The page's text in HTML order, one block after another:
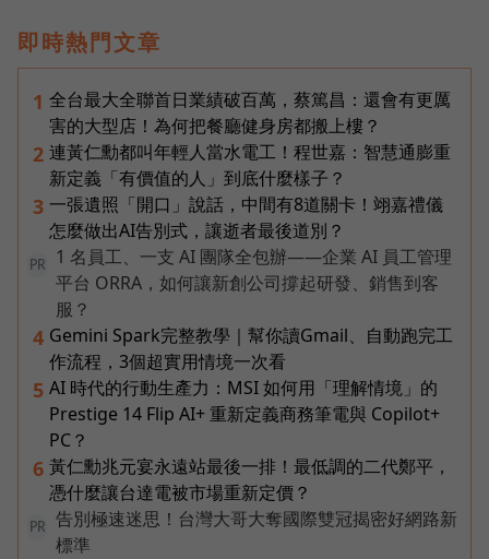
即時熱門文章
1 全台最大全聯首日業績破百萬，蔡篤昌：還會有更厲
害的大型店！為何把餐廳健身房都搬上樓？
2 連黃仁勳都叫年輕人當水電工！程世嘉：智慧通膨重
新定義「有價值的人」到底什麼樣子？
3 一張遺照「開口」說話，中間有8道關卡！翊嘉禮儀
怎麼做出AI告別式，讓逝者最後道別？
PR
1 名員工、一支 AI 團隊全包辦——企業 AI 員工管理
平台 ORRA，如何讓新創公司撐起研發、銷售到客
服？
4 Gemini Spark完整教學｜幫你讀Gmail、自動跑完工
作流程，3個超實用情境一次看
5 AI 時代的行動生產力：MSI 如何用「理解情境」的
Prestige 14 Flip AI+ 重新定義商務筆電與 Copilot+
PC？
6 黃仁勳兆元宴永遠站最後一排！最低調的二代鄭平，
憑什麼讓台達電被市場重新定價？
PR
告別極速迷思！台灣大哥大奪國際雙冠揭密好網路新
標準